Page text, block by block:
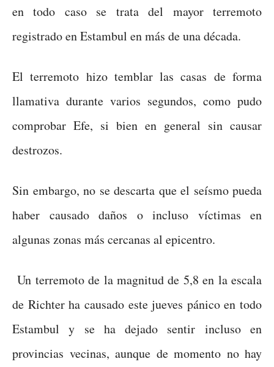
en todo caso se trata del mayor terremoto
registrado en Estambul en más de una década.
El terremoto hizo temblar las casas de forma
llamativa durante varios segundos, como pudo
comprobar Efe, si bien en general sin causar
destrozos.
Sin embargo, no se descarta que el seísmo pueda
haber causado daños o incluso víctimas en
algunas zonas más cercanas al epicentro.
Un terremoto de la magnitud de 5,8 en la escala
de Richter ha causado este jueves pánico en todo
Estambul y se ha dejado sentir incluso en
provincias vecinas, aunque de momento no hay